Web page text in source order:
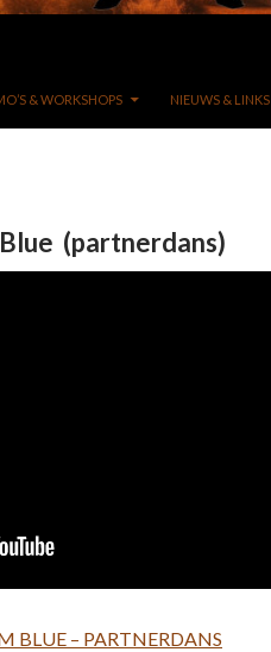
& WORKSHOPS NIEUWS & LINKS
(partnerdans)
BLUE – PARTNERDANS